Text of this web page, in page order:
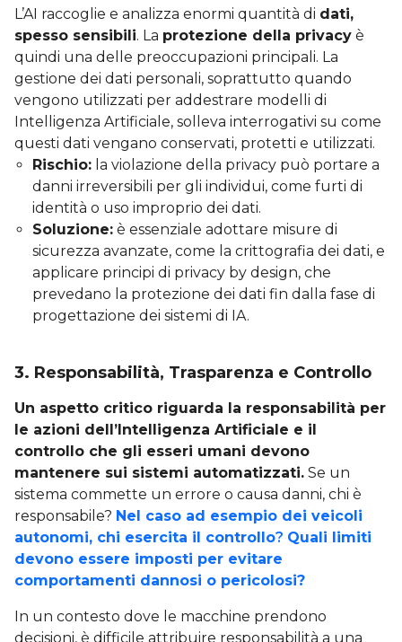
L’AI raccoglie e analizza enormi quantità di dati,
spesso sensibili. La protezione della privacy è
quindi una delle preoccupazioni principali. La
gestione dei dati personali, soprattutto quando
vengono utilizzati per addestrare modelli di
Intelligenza Artificiale, solleva interrogativi su come
questi dati vengano conservati, protetti e utilizzati.
Rischio: la violazione della privacy può portare a
danni irreversibili per gli individui, come furti di
identità o uso improprio dei dati.
Soluzione: è essenziale adottare misure di
sicurezza avanzate, come la crittografia dei dati, e
applicare principi di privacy by design, che
prevedano la protezione dei dati fin dalla fase di
progettazione dei sistemi di IA.
3. Responsabilità, Trasparenza e Controllo
Un aspetto critico riguarda la responsabilità per
le azioni dell’Intelligenza Artificiale e il
controllo che gli esseri umani devono
mantenere sui sistemi automatizzati. Se un
sistema commette un errore o causa danni, chi è
responsabile? Nel caso ad esempio dei veicoli
autonomi, chi esercita il controllo? Quali limiti
devono essere imposti per evitare
comportamenti dannosi o pericolosi?
In un contesto dove le macchine prendono
decisioni, è difficile attribuire responsabilità a una